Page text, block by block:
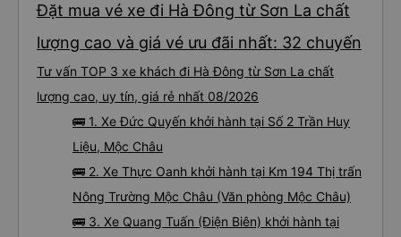
Đặt mua vé xe đi Hà Đông từ Sơn La chất
lượng cao và giá vé ưu đãi nhất: 32 chuyến
Tư vấn TOP 3 xe khách đi Hà Đông từ Sơn La chất
lượng cao, uy tín, giá rẻ nhất 08/2026
🚌 1. Xe Đức Quyến khởi hành tại Số 2 Trần Huy
Liệu, Mộc Châu
🚌 2. Xe Thực Oanh khởi hành tại Km 194 Thị trấn
Nông Trường Mộc Châu (Văn phòng Mộc Châu)
🚌 3. Xe Quang Tuấn (Điện Biên) khởi hành tại